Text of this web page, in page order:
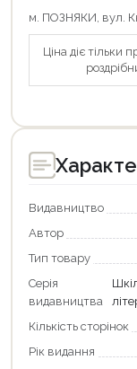
м. ПОЗНЯКИ, вул.
Ціна діє тільки
Видавництво
Автор
Тип товару
Серія
видавництва
Кількість сторінок
Рік видання